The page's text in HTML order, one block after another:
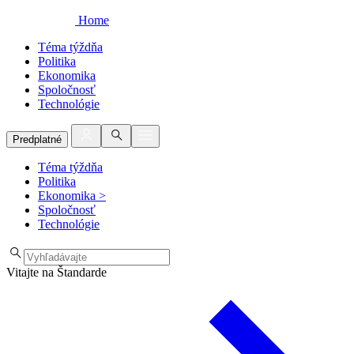
Home
Téma týždňa
Politika
Ekonomika
Spoločnosť
Technológie
Predplatné
Téma týždňa
Politika
Ekonomika >
Spoločnosť
Technológie
Vitajte na Štandarde